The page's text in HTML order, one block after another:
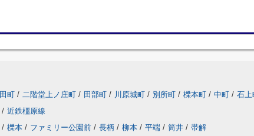
田町 / 二階堂上ノ庄町 / 田部町 / 川原城町 / 別所町 / 櫟本町 / 中町 / 石上
/ 近鉄橿原線
/ 櫟本 / ファミリー公園前 / 長柄 / 柳本 / 平端 / 筒井 / 帯解